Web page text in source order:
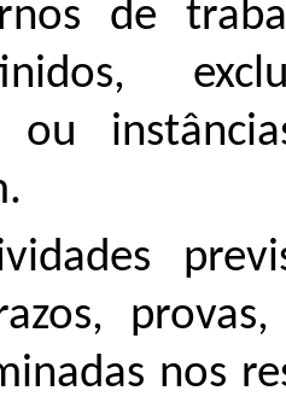
de
ou
nos